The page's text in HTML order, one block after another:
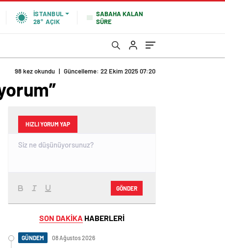
İSTANBUL
28° AÇIK
SABAHA KALAN
SÜRE
98 kez okundu | Güncelleme: 22 Ekim 2025 07:20
HIZLI YORUM YAP
GÖNDER
SON DAKİKA HABERLERİ
GÜNDEM 08 Ağustos 2026